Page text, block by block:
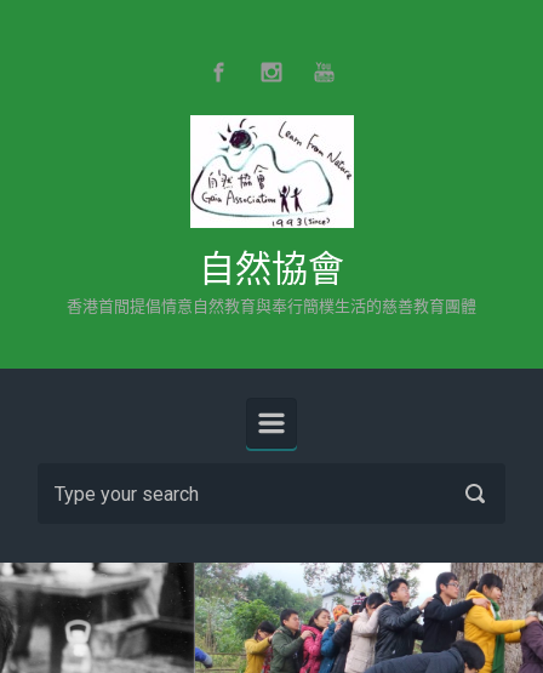
自然協會
香港首間提倡情意自然教育與奉行簡樸生活的慈善教育團體